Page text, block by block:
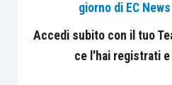
giorno di EC
Accedi subito con il tuo
ce l'hai registrati